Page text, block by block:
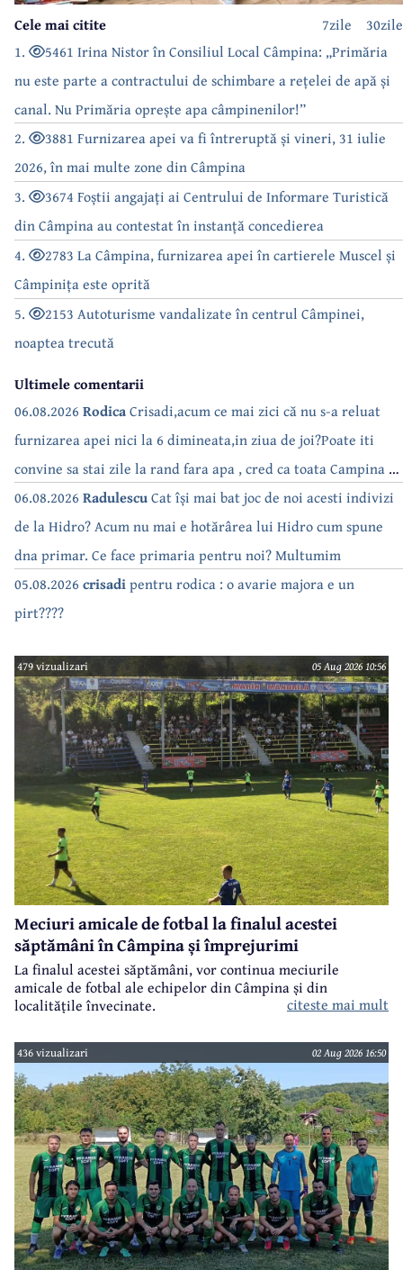
30zile
7zile
Cele mai citite
1.
5461 Irina Nistor în Consiliul Local Câmpina: „Primăria
nu este parte a contractului de schimbare a rețelei de apă și
canal. Nu Primăria oprește apa câmpinenilor!”
2.
3881 Furnizarea apei va fi întreruptă și vineri, 31 iulie
2026, în mai multe zone din Câmpina
3.
3674 Foștii angajați ai Centrului de Informare Turistică
din Câmpina au contestat în instanță concedierea
4.
2783 La Câmpina, furnizarea apei în cartierele Muscel și
Câmpinița este oprită
5.
2153 Autoturisme vandalizate în centrul Câmpinei,
noaptea trecută
Ultimele comentarii
06.08.2026 RodicaCrisadi,acum ce mai zici că nu s-a reluat
furnizarea apei nici la 6 dimineata,in ziua de joi?Poate iti
convine sa stai zile la rand fara apa , cred ca toata Campina s-
a săturat de cate ori se tot oprește apa!!
06.08.2026 RadulescuCat își mai bat joc de noi acesti indivizi
de la Hidro? Acum nu mai e hotărârea lui Hidro cum spune
dna primar. Ce face primaria pentru noi? Multumim
05.08.2026 crisadipentru rodica : o avarie majora e un
pirt????
479 vizualizari 05 Aug 2026 10:56
Meciuri amicale de fotbal la finalul acestei
săptămâni în Câmpina și împrejurimi
La finalul acestei săptămâni, vor continua meciurile
amicale de fotbal ale echipelor din Câmpina și din
localitățile învecinate.
citeste mai mult
436 vizualizari 02 Aug 2026 16:50